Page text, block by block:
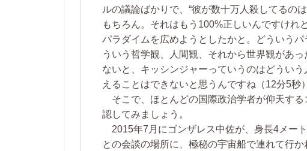
ルの議論ばかりで、“彼が数十万人殺してるの
もちろん。それはもう100%正しいんですけれ
パラダイムを広めようとしたかと。どういう
ういう哲学観、人間観、それから世界観があ
ないと、キッシンジャーっていうのはどうい
えることはできないと思うんですね（12分5秒
そこで、ほとんどの国際政治学者が仰天す
認してみましょう。
2015年7月にゴンザレス中佐が、身長4メー
との会談の場所に、極秘の宇宙船で連れて行